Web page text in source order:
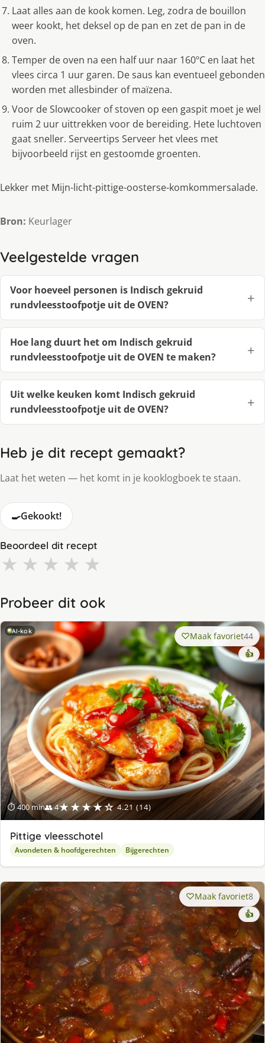
Laat alles aan de kook komen. Leg, zodra de bouillon
weer kookt, het deksel op de pan en zet de pan in de
oven.
Temper de oven na een half uur naar 160ºC en laat het
vlees circa 1 uur garen. De saus kan eventueel gebonden
worden met allesbinder of maïzena.
Voor de Slowcooker of stoven op een gaspit moet je wel
ruim 2 uur uittrekken voor de bereiding. Hete luchtoven
gaat sneller. Serveertips Serveer het vlees met
bĳvoorbeeld rĳst en gestoomde groenten.
Lekker met Mĳn-licht-pittige-oosterse-komkommersalade.
Bron: Keurlager
Veelgestelde vragen
Voor hoeveel personen is Indisch gekruid
rundvleesstoofpotje uit de OVEN?
Hoe lang duurt het om Indisch gekruid
rundvleesstoofpotje uit de OVEN te maken?
Uit welke keuken komt Indisch gekruid
rundvleesstoofpotje uit de OVEN?
Heb je dit recept gemaakt?
Laat het weten — het komt in je kooklogboek te staan.
🍳Gekookt!
Beoordeel dit recept
★ ★ ★ ★ ★
Probeer dit ook
AI-kok
⏱ 400 min👥 4★★★★☆ 4.21 (14)
Maak favoriet44
👍
Pittige vleesschotel
Avondeten & hoofdgerechten Bijgerechten
Maak favoriet8
👍